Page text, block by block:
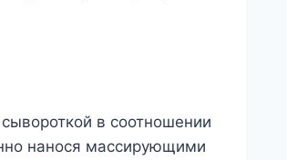
в соотношении
нанося массирующими